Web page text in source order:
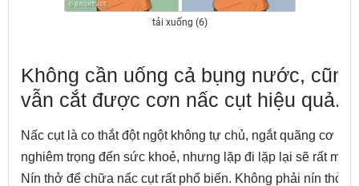
tải xuống (6)
Không cần uống cả bụng nước,
vẫn cắt được cơn nấc cụt hiệu quả.
Nấc cụt là co thắt đột ngột không tự chủ, ngắt quãng cơ
nghiêm trọng đến sức khoẻ, nhưng lặp đi lặp lại sẽ rất mệt
Nín thở để chữa nấc cụt rất phổ biến. Không phải nín thở